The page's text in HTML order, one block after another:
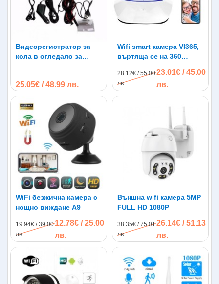
Видеорегистратор за
кола в огледало за
25.05€ / 48.99 лв.
Wifi smart камера VI365,
въртяща се на 360
28.12€ / 55.00
лв.
23.01€ / 45.00
лв.
WiFi безжична камера с
нощно виждане A9
19.94€ / 39.00
лв.
12.78€ / 25.00
лв.
Външна wifi камера 5MP
FULL HD 1080P
38.35€ / 75.01
лв.
26.14€ / 51.13
лв.